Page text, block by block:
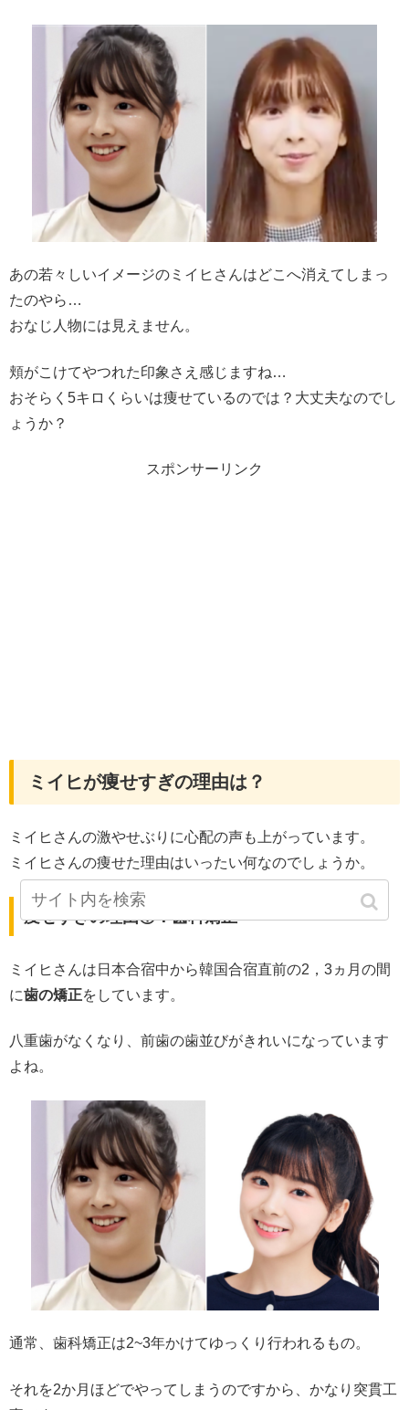
あの若々しいイメージのミイヒさんはどこへ消えてしまっ
たのやら…
おなじ人物には見えません。
頬がこけてやつれた印象さえ感じますね…
おそらく5キロくらいは痩せているのでは？大丈夫なのでし
ょうか？
スポンサーリンク
ミイヒが痩せすぎの理由は？
ミイヒさんの激やせぶりに心配の声も上がっています。
ミイヒさんの痩せた理由はいったい何なのでしょうか。
痩せすぎの理由①：歯科矯正
ミイヒさんは日本合宿中から韓国合宿直前の2，3ヵ月の間
に歯の矯正をしています。
八重歯がなくなり、前歯の歯並びがきれいになっています
よね。
通常、歯科矯正は2~3年かけてゆっくり行われるもの。
それを2か月ほどでやってしまうのですから、かなり突貫工